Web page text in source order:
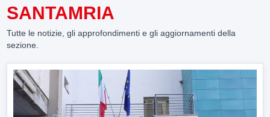
SANTAMRIA
Tutte le notizie, gli approfondimenti e gli aggiornamenti della
sezione.